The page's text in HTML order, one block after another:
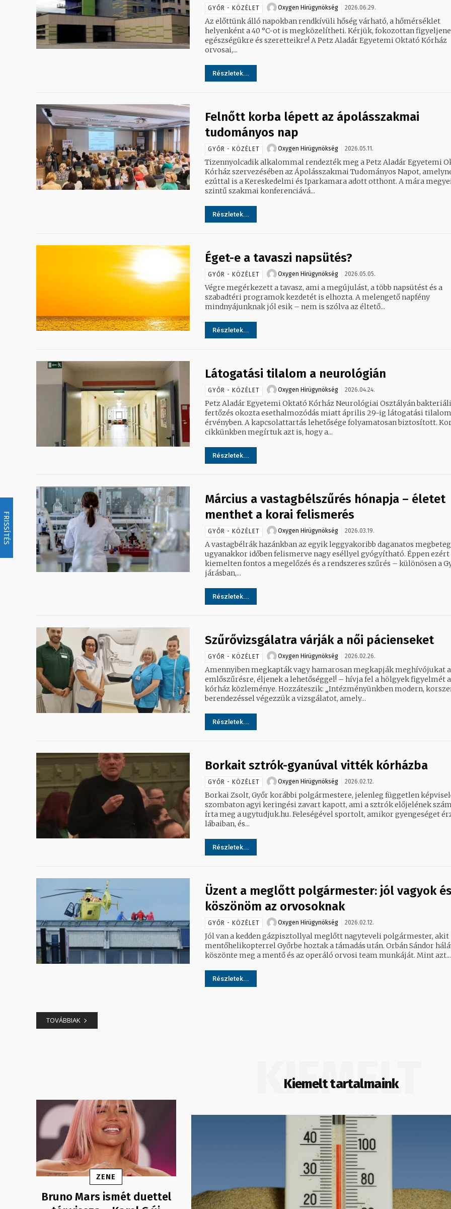
FRISSÍTÉS
GYŐR - KÖZÉLET Oxygen Hirügynökség 2026.06.29.
Az előttünk álló napokban rendkívüli hőség várható, a hőmérséklet
helyenként a 40 °C-ot is megközelítheti. Kérjük, fokozottan
egészségükre és szeretteikre! A Petz Aladár Egyetemi Oktató Kórház
orvosai,...
Részletek...
Felnőtt korba lépett az ápolásszakmai
tudományos nap
GYŐR - KÖZÉLET Oxygen Hirügynökség 2026.05.11.
Tizennyolcadik alkalommal rendezték meg a Petz Aladár Egyetemi
Kórház szervezésében az Ápolásszakmai Tudományos Napot,
ezúttal is a Kereskedelmi és Iparkamara adott otthont. A mára
szintű szakmai konferenciává...
Részletek...
Éget-e a tavaszi napsütés?
GYŐR - KÖZÉLET Oxygen Hirügynökség 2026.05.05.
Végre megérkezett a tavasz, ami a megújulást, a több napsütést és a
szabadtéri programok kezdetét is elhozta. A melengető napfény
mindnyájunknak jól esik – nem is szólva az éltető...
Részletek...
Látogatási tilalom a neurológián
GYŐR - KÖZÉLET Oxygen Hirügynökség 2026.04.24.
Petz Aladár Egyetemi Oktató Kórház Neurológiai Osztályán
fertőzés okozta esethalmozódás miatt április 29-ig látogatási
érvényben. A kapcsolattartás lehetősége folyamatosan biztosított. Korábbi
cikkünkben megírtuk azt is, hogy a...
Részletek...
Március a vastagbélszűrés hónapja – életet
menthet a korai felismerés
GYŐR - KÖZÉLET Oxygen Hirügynökség 2026.03.19.
A vastagbélrák hazánkban az egyik leggyakoribb daganatos
ugyanakkor időben felismerve nagy eséllyel gyógyítható. Éppen ezért
kiemelten fontos a megelőzés és a rendszeres szűrés – különösen a
járásban,...
Részletek...
Szűrővizsgálatra várják a női pácienseket
GYŐR - KÖZÉLET Oxygen Hirügynökség 2026.02.26.
Amennyiben megkapták vagy hamarosan megkapják meghívójukat
emlőszűrésre, éljenek a lehetőséggel! – hívja fel a hölgyek figyelmét
kórház közleménye. Hozzáteszik: „Intézményünkben modern, korszerű
berendezéssel végezzük a vizsgálatot, amely...
Részletek...
Borkait sztrók-gyanúval vitték kórházba
GYŐR - KÖZÉLET Oxygen Hirügynökség 2026.02.12.
Borkai Zsolt, Győr korábbi polgármestere, jelenleg független
szombaton agyi keringési zavart kapott, ami a sztrók előjelének
írta meg a ugytudjuk.hu. Feleségével sportolt, amikor gyengeséget érzett a
lábaiban, és...
Részletek...
Üzent a meglőtt polgármester: jól vagyok és
köszönöm az orvosoknak
GYŐR - KÖZÉLET Oxygen Hirügynökség 2026.02.12.
Jól van a kedden gázpisztollyal meglőtt nagyteveli polgármester, akit
mentőhelikopterrel Győrbe hoztak a támadás után. Orbán Sándor
köszönte meg a mentő és az operáló orvosi team munkáját. Mint azt...
Részletek...
TOVÁBBIAK
Kiemelt tartalmaink
KIEMELT
ZENE
Bruno Mars ismét duettel